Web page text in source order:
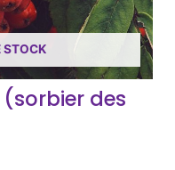
STOCK
des